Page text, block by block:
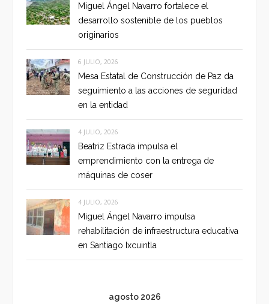
Miguel Ángel Navarro fortalece el
desarrollo sostenible de los pueblos
originarios
6 JULIO, 2026
Mesa Estatal de Construcción de Paz da
seguimiento a las acciones de seguridad
en la entidad
4 JULIO, 2026
Beatriz Estrada impulsa el
emprendimiento con la entrega de
máquinas de coser
4 JULIO, 2026
Miguel Ángel Navarro impulsa
rehabilitación de infraestructura educativa
en Santiago Ixcuintla
agosto 2026